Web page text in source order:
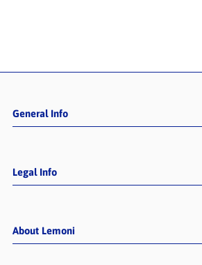
General Info
Legal Info
About Lemoni